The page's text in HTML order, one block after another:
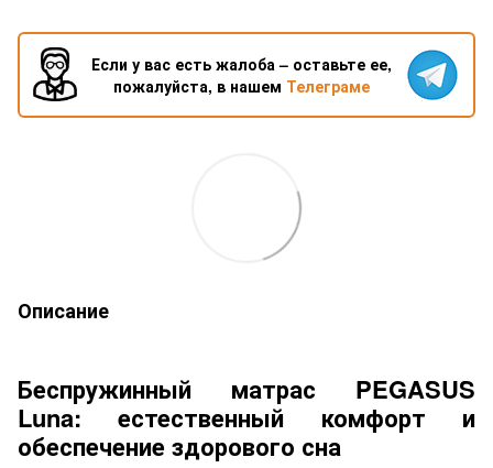
Если у вас есть жалоба – оставьте ее,
пожалуйста, в нашем Телеграме
Описание
Беспружинный матрас PEGASUS
Luna: естественный комфорт и
обеспечение здорового сна